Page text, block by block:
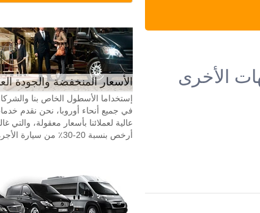
الأسعار المنخفضة والجودة
إستخداما الأسطول الخاص بنا
في جميع أنحاء أوروبا، نحن نقدم
عالية لعملائنا بأسعار معقولة، والتي
أرخص بنسبة 20-30٪ من سيارة الأجرة